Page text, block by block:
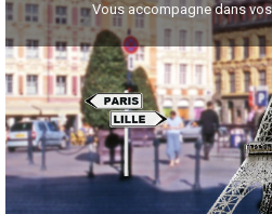
Vous accompagne dans